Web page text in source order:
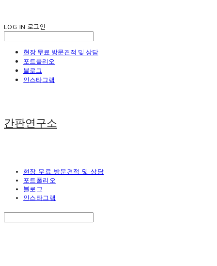
LOG IN 로그인
현장 무료 방문견적 및 상담
포트폴리오
블로그
인스타그램
간판연구소
현장 무료 방문견적 및 상담
포트폴리오
블로그
인스타그램